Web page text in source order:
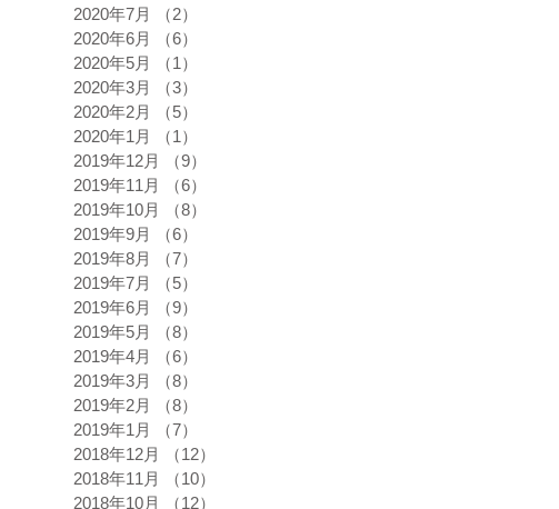
2020年7月
（2）
2020年6月
（6）
2020年5月
（1）
2020年3月
（3）
2020年2月
（5）
2020年1月
（1）
2019年12月
（9）
2019年11月
（6）
2019年10月
（8）
2019年9月
（6）
2019年8月
（7）
2019年7月
（5）
2019年6月
（9）
2019年5月
（8）
2019年4月
（6）
2019年3月
（8）
2019年2月
（8）
2019年1月
（7）
2018年12月
（12）
2018年11月
（10）
2018年10月
（12）